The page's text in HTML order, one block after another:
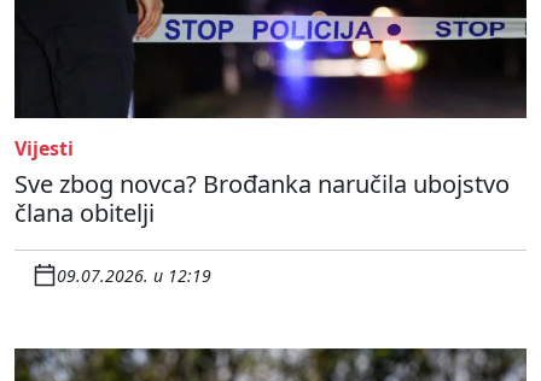
Vijesti
Sve zbog novca? Brođanka naručila ubojstvo
člana obitelji
09.07.2026. u 12:19